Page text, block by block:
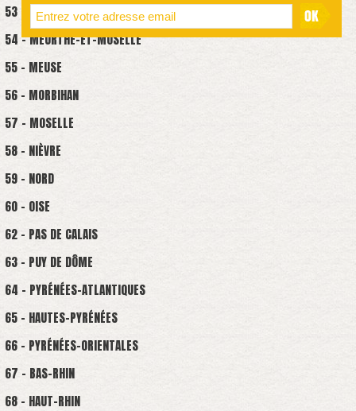
53 - MAYENNE
54 - MEURTHE-ET-MOSELLE
55 - MEUSE
56 - MORBIHAN
57 - MOSELLE
58 - NIÈVRE
59 - NORD
60 - OISE
62 - PAS DE CALAIS
63 - PUY DE DÔME
64 - PYRÉNÉES-ATLANTIQUES
65 - HAUTES-PYRÉNÉES
66 - PYRÉNÉES-ORIENTALES
67 - BAS-RHIN
68 - HAUT-RHIN